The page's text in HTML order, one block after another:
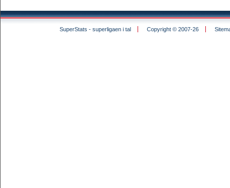
SuperStats - superligaen i tal Copyright © 2007-26